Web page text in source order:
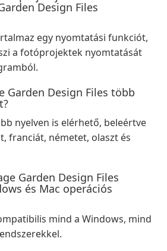
Design Files
egy nyomtatási funkciót,
a fotóprojektek nyomtatását
Garden Design Files több
nyelven is elérhető, beleértve
franciát, németet, olaszt és
Garden Design Files
és Mac operációs
mind a Windows, mind